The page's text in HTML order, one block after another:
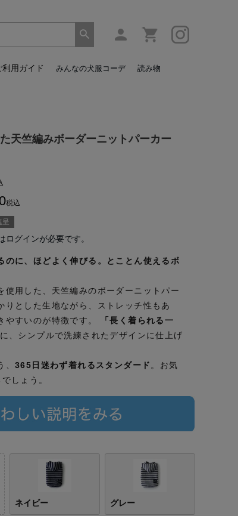
利用ガイド みんなの犬服コーデ 読み物
天竺編みボーダーニットパーカー
税込
呈
ログインが必要です。
のに、ほどよく伸びる。とことん使えるボ
使用した、天竺編みのボーダーニットパー
りとした生地ながら、ストレッチ性もあ
やすいのが特徴です。
「長く着られる一
、シンプルで洗練されたデザインに仕上げ
、 365日迷わず着れるスタンダード 。お気
しょう。
ネイビー グレー